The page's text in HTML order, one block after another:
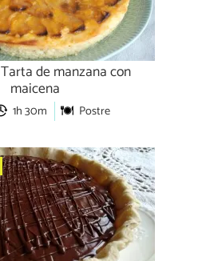
de manzana con
maicena
1h 30m Postre